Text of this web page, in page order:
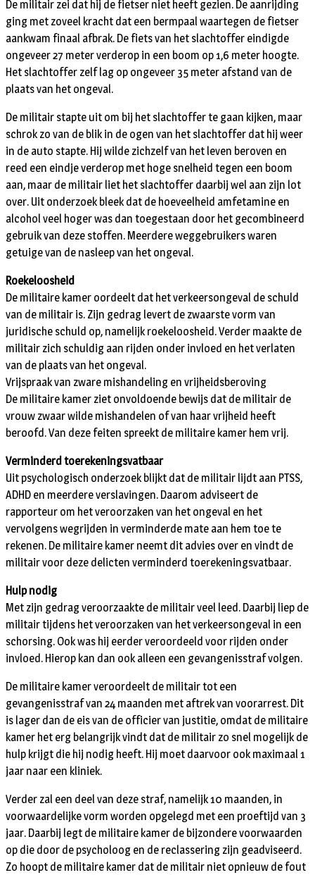
De militair zei dat hij de fietser niet heeft gezien. De aanrijding
ging met zoveel kracht dat een bermpaal waartegen de fietser
aankwam finaal afbrak. De fiets van het slachtoffer eindigde
ongeveer 27 meter verderop in een boom op 1,6 meter hoogte.
Het slachtoffer zelf lag op ongeveer 35 meter afstand van de
plaats van het ongeval.
De militair stapte uit om bij het slachtoffer te gaan kijken, maar
schrok zo van de blik in de ogen van het slachtoffer dat hij weer
in de auto stapte. Hij wilde zichzelf van het leven beroven en
reed een eindje verderop met hoge snelheid tegen een boom
aan, maar de militair liet het slachtoffer daarbij wel aan zijn lot
over. Uit onderzoek bleek dat de hoeveelheid amfetamine en
alcohol veel hoger was dan toegestaan door het gecombineerd
gebruik van deze stoffen. Meerdere weggebruikers waren
getuige van de nasleep van het ongeval.
Roekeloosheid
De militaire kamer oordeelt dat het verkeersongeval de schuld
van de militair is. Zijn gedrag levert de zwaarste vorm van
juridische schuld op, namelijk roekeloosheid. Verder maakte de
militair zich schuldig aan rijden onder invloed en het verlaten
van de plaats van het ongeval.
Vrijspraak van zware mishandeling en vrijheidsberoving
De militaire kamer ziet onvoldoende bewijs dat de militair de
vrouw zwaar wilde mishandelen of van haar vrijheid heeft
beroofd. Van deze feiten spreekt de militaire kamer hem vrij.
Verminderd toerekeningsvatbaar
Uit psychologisch onderzoek blijkt dat de militair lijdt aan PTSS,
ADHD en meerdere verslavingen. Daarom adviseert de
rapporteur om het veroorzaken van het ongeval en het
vervolgens wegrijden in verminderde mate aan hem toe te
rekenen. De militaire kamer neemt dit advies over en vindt de
militair voor deze delicten verminderd toerekeningsvatbaar.
Hulp nodig
Met zijn gedrag veroorzaakte de militair veel leed. Daarbij liep de
militair tijdens het veroorzaken van het verkeersongeval in een
schorsing. Ook was hij eerder veroordeeld voor rijden onder
invloed. Hierop kan dan ook alleen een gevangenisstraf volgen.
De militaire kamer veroordeelt de militair tot een
gevangenisstraf van 24 maanden met aftrek van voorarrest. Dit
is lager dan de eis van de officier van justitie, omdat de militaire
kamer het erg belangrijk vindt dat de militair zo snel mogelijk de
hulp krijgt die hij nodig heeft. Hij moet daarvoor ook maximaal 1
jaar naar een kliniek.
Verder zal een deel van deze straf, namelijk 10 maanden, in
voorwaardelijke vorm worden opgelegd met een proeftijd van 3
jaar. Daarbij legt de militaire kamer de bijzondere voorwaarden
op die door de psycholoog en de reclassering zijn geadviseerd.
Zo hoopt de militaire kamer dat de militair niet opnieuw de fout